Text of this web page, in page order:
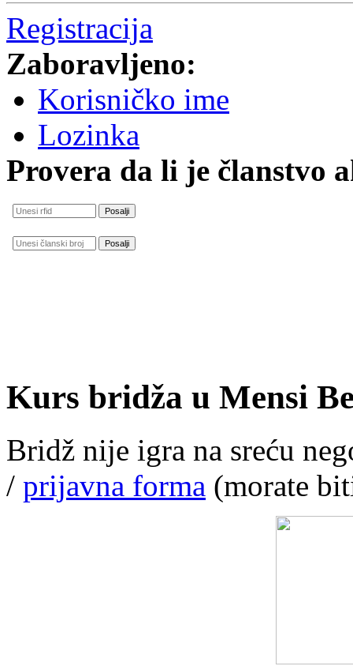
Registracija
Zaboravljeno:
Korisničko ime
Lozinka
Provera da li je članstvo
Kurs bridža u Mensi
Bridž nije igra na sreću
/ prijavna forma (morate